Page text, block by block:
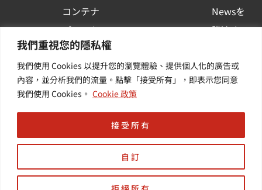
我們重視您的隱私權
我們使用 Cookies 以提升您的瀏覽體驗、提供個人化的廣告或
內容，並分析我們的流量。點擊「接受所有」，即表示您同意
我們使用 Cookies。 Cookie 政策
自訂
接受所有
コンテナ
プラット
フォーム
活用
その他・
Newsを
購読する
イベント
や業界情